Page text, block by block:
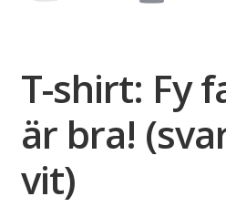
T-shirt: Fy
är bra!
vit)